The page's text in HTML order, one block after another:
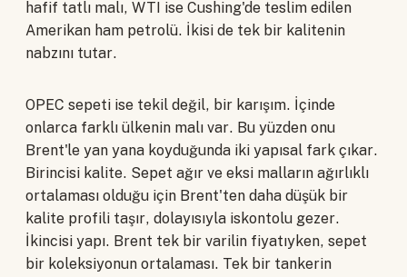
hafif tatlı malı, WTI ise Cushing'de teslim edilen
Amerikan ham petrolü. İkisi de tek bir kalitenin
nabzını tutar.
OPEC sepeti ise tekil değil, bir karışım. İçinde
onlarca farklı ülkenin malı var. Bu yüzden onu
Brent'le yan yana koyduğunda iki yapısal fark çıkar.
Birincisi kalite. Sepet ağır ve eksi malların ağırlıklı
ortalaması olduğu için Brent'ten daha düşük bir
kalite profili taşır, dolayısıyla iskontolu gezer.
İkincisi yapı. Brent tek bir varilin fiyatıyken, sepet
bir koleksiyonun ortalaması. Tek bir tankerin